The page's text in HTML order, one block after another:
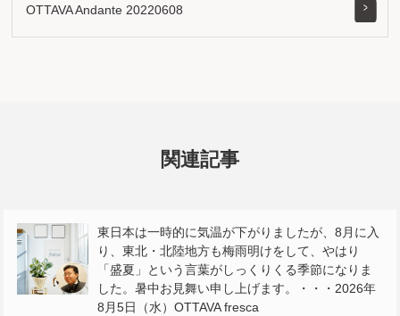
OTTAVA Andante 20220608
関連記事
東日本は一時的に気温が下がりましたが、8月に入
り、東北・北陸地方も梅雨明けをして、やはり
「盛夏」という言葉がしっくりくる季節になりま
した。暑中お見舞い申し上げます。・・・2026年
8月5日（水）OTTAVA fresca